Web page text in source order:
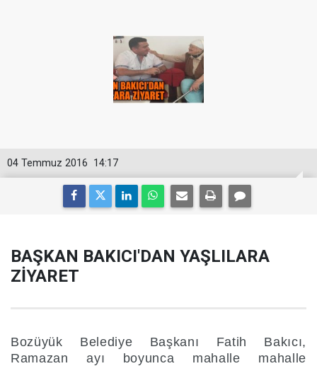
14:17
04 Temmuz 2016
BAŞKAN BAKICI'DAN YAŞLILARA
ZİYARET
Bozüyük Belediye Başkanı Fatih Bakıcı,
Ramazan ayı boyunca mahalle mahalle